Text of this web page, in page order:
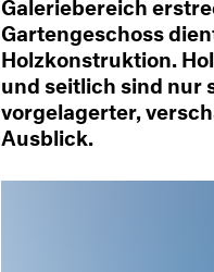
Gartengeschoss
Holzkonstruktion.
und seitlich sind nur
vorgelagerter,
Ausblick.